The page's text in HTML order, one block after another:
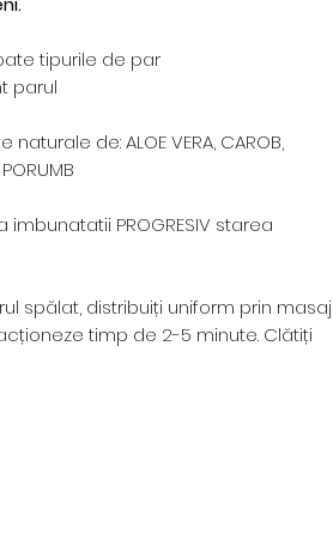
tipurile de par
parul
de: ALOE VERA, CAROB,
PROGRESIV starea
spălat, distribuiți uniform prin masaj
timp de 2-5 minute. Clătiți